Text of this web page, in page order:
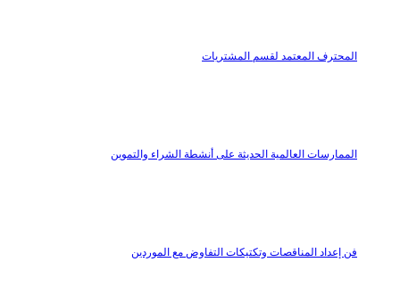
المحترف المعتمد لقسم المشتريات
الممارسات العالمية الحديثة على أنشطة الشراء والتموين
فن إعداد المناقصات وتكتيكات التفاوض مع الموردين